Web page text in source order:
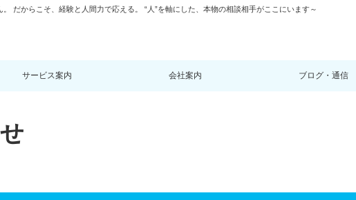
だからこそ、経験と人間力で応える。 “人”を軸にした、本物の相談相手がここにいます～
サービス案内 会社案内 ブログ・通信